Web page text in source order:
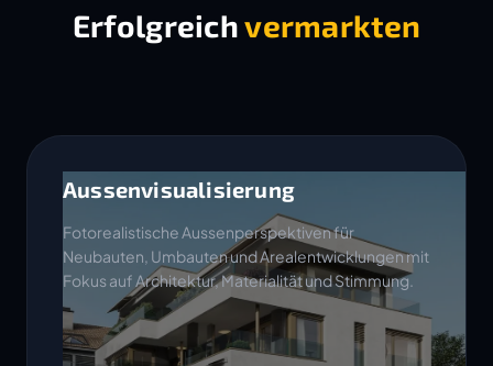
Erfolgreichvermarkten
Aussenvisualisierung
Fotorealistische Aussenperspektiven für
Neubauten, Umbauten und Arealentwicklungen mit
Fokus auf Architektur, Materialität und Stimmung.